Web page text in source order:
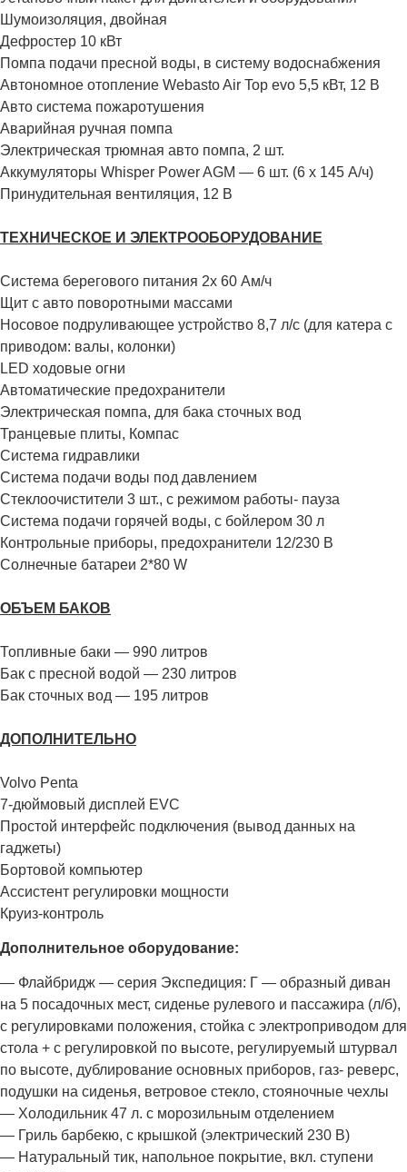
Шумоизоляция, двойная
Дефростер 10 кВт
Помпа подачи пресной воды, в систему водоснабжения
Автономное отопление Webasto Air Top evo 5,5 кВт, 12 В
Авто система пожаротушения
Аварийная ручная помпа
Электрическая трюмная авто помпа, 2 шт.
Аккумуляторы Whisper Power AGM — 6 шт. (6 х 145 А/ч)
Принудительная вентиляция, 12 В
ТЕХНИЧЕСКОЕ И ЭЛЕКТРООБОРУДОВАНИЕ
Система берегового питания 2х 60 Ам/ч
Щит с авто поворотными массами
Носовое подруливающее устройство 8,7 л/с (для катера с
приводом: валы, колонки)
LED ходовые огни
Автоматические предохранители
Электрическая помпа, для бака сточных вод
Транцевые плиты, Компас
Система гидравлики
Система подачи воды под давлением
Стеклоочистители 3 шт., с режимом работы- пауза
Система подачи горячей воды, с бойлером 30 л
Контрольные приборы, предохранители 12/230 В
Солнечные батареи 2*80 W
ОБЪЕМ БАКОВ
Топливные баки — 990 литров
Бак с пресной водой — 230 литров
Бак сточных вод — 195 литров
ДОПОЛНИТЕЛЬНО
Volvo Penta
7-дюймовый дисплей EVC
Простой интерфейс подключения (вывод данных на
гаджеты)
Бортовой компьютер
Ассистент регулировки мощности
Круиз-контроль
Дополнительное оборудование:
— Флайбридж — серия Экспедиция: Г — образный диван
на 5 посадочных мест, сиденье рулевого и пассажира (л/б),
с регулировками положения, стойка с электроприводом для
стола + с регулировкой по высоте, регулируемый штурвал
по высоте, дублирование основных приборов, газ- реверс,
подушки на сиденья, ветровое стекло, стояночные чехлы
— Холодильник 47 л. с морозильным отделением
— Гриль барбекю, с крышкой (электрический 230 В)
— Натуральный тик, напольное покрытие, вкл. ступени